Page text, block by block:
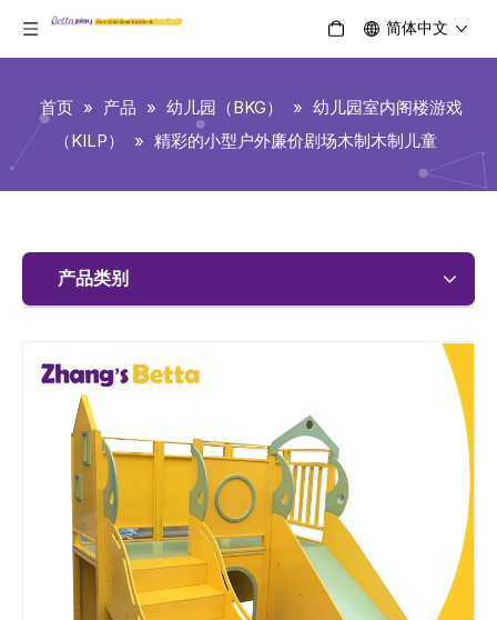
简体中文
首页 » 产品 » 幼儿园（BKG） » 幼儿园室内阁楼游戏
（KILP）
» 精彩的小型户外廉价剧场木制木制儿童
产品类别